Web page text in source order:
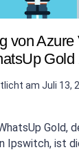
von Azure
Gold
am Juli 13,
Gold,
Ipswitch, ist